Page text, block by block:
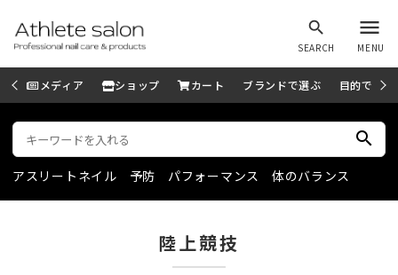
search
SEARCH
menu
MENU
メディア ショップ カート ブランドで選ぶ 目的で選ぶ
search
アスリートネイル 予防 パフォーマンス 体のバランス
陸上競技